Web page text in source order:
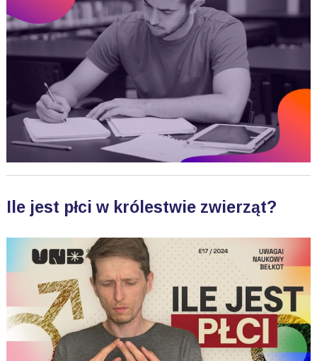
Ile jest płci w królestwie zwierząt?